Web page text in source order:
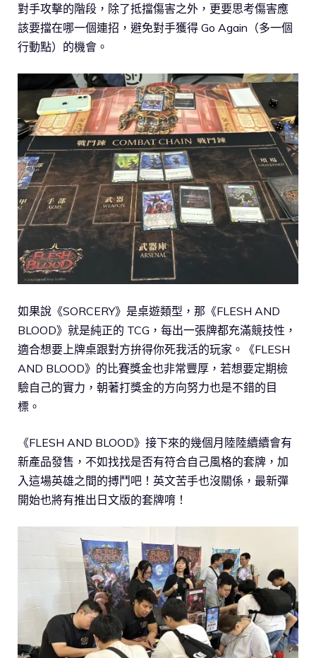
對手攻擊的階段，除了抵擋傷害之外，更要思考傷害應
該要擋在哪一個連招，避免對手獲得 Go Again（多一個
行動點）的機會。
如果說《SORCERY》是桌遊類型，那《FLESH AND
BLOOD》就是純正的 TCG，每出一張牌都充滿競技性，
適合想要上牌桌跟對方拚得你死我活的玩家。《FLESH
AND BLOOD》的比賽獎金也非常豐厚，若想要定期檢
驗自己的實力，朝著打獎金的方向努力也是不錯的目
標。
《FLESH AND BLOOD》接下來的幾個月陸陸續續會有
新產品發售，不如找找是否有符合自己風格的套牌，加
入這場英雄之間的搏鬥吧！英文苦手也沒關係，最新彈
開始也將有推出日文版的套牌唷！